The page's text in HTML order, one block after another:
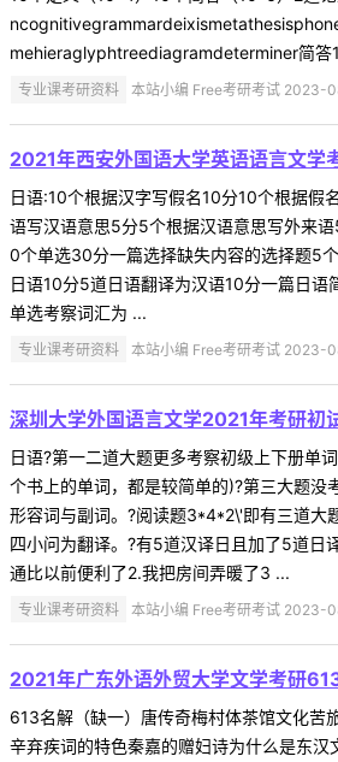
mehieraglyphtreediagramdeterminer简答
专业课考研资料 本站小编 Free考研考试 2023-
2021年西安外国语大学英语语言文学
日语:10个根据汉字写假名10分10个根据假
语写汉语意思5分5个根据汉语意思写外来
0个单选30分一篇选择缺失内容的选择题5
日语10分5道日语翻译为汉语10分一篇日语
单选考察词汇为 ...
专业课考研资料 本站小编 Free考研考试 2023-
深圳大学外国语言文学2021年考研初
日语?第一二道大题更多考察初级上下册单
个书上的单词，都是较简单的)?第三大题没
形容词与副词。?阅读题3*4*2\'即有三道大
四小问为翻译。?有5道汉译日且加了5道日
通比以前便利了2.我把房间弄暖了3 ...
专业课考研资料 本站小编 Free考研考试 2023-
2021年广东外语外贸大学文学考研
613名解（缺一）唐传奇梅村体茶馆文化苦
辛弃疾词的特色秦嘉的赠妇诗为什么是东汉